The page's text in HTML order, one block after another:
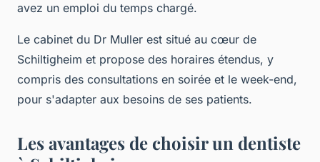
avez un emploi du temps chargé.
Le cabinet du Dr Muller est situé au cœur de
Schiltigheim et propose des horaires étendus, y
compris des consultations en soirée et le week-end,
pour s'adapter aux besoins de ses patients.
Les avantages de choisir un dentiste